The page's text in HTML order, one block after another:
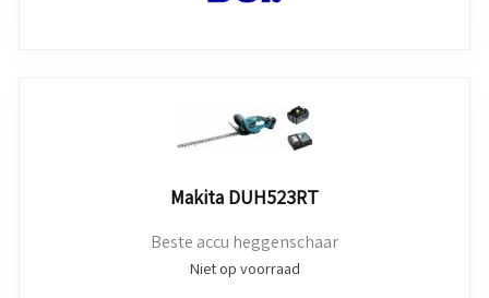
Makita DUH523RT
Beste accu heggenschaar
Niet op voorraad